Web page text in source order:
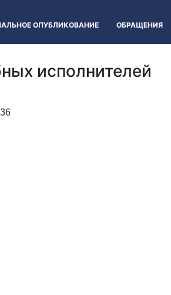
ОПУБЛИКОВАНИЕ ОБРАЩЕНИЯ
исполнителей